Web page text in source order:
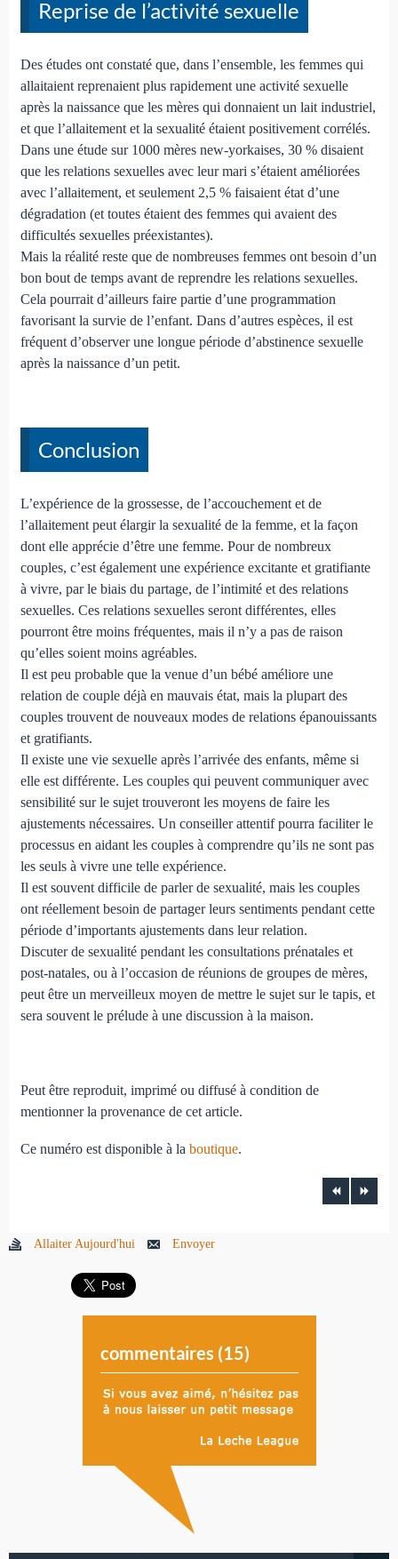
Reprise de l’activité sexuelle
Des études ont constaté que, dans l’ensemble, les femmes qui
allaitaient reprenaient plus rapidement une activité sexuelle
après la naissance que les mères qui donnaient un lait industriel,
et que l’allaitement et la sexualité étaient positivement corrélés.
Dans une étude sur 1000 mères new-yorkaises, 30 % disaient
que les relations sexuelles avec leur mari s’étaient améliorées
avec l’allaitement, et seulement 2,5 % faisaient état d’une
dégradation (et toutes étaient des femmes qui avaient des
difficultés sexuelles préexistantes).
Mais la réalité reste que de nombreuses femmes ont besoin d’un
bon bout de temps avant de reprendre les relations sexuelles.
Cela pourrait d’ailleurs faire partie d’une programmation
favorisant la survie de l’enfant. Dans d’autres espèces, il est
fréquent d’observer une longue période d’abstinence sexuelle
après la naissance d’un petit.
Conclusion
L’expérience de la grossesse, de l’accouchement et de
l’allaitement peut élargir la sexualité de la femme, et la façon
dont elle apprécie d’être une femme. Pour de nombreux
couples, c’est également une expérience excitante et gratifiante
à vivre, par le biais du partage, de l’intimité et des relations
sexuelles. Ces relations sexuelles seront différentes, elles
pourront être moins fréquentes, mais il n’y a pas de raison
qu’elles soient moins agréables.
Il est peu probable que la venue d’un bébé améliore une
relation de couple déjà en mauvais état, mais la plupart des
couples trouvent de nouveaux modes de relations épanouissants
et gratifiants.
Il existe une vie sexuelle après l’arrivée des enfants, même si
elle est différente. Les couples qui peuvent communiquer avec
sensibilité sur le sujet trouveront les moyens de faire les
ajustements nécessaires. Un conseiller attentif pourra faciliter le
processus en aidant les couples à comprendre qu’ils ne sont pas
les seuls à vivre une telle expérience.
Il est souvent difficile de parler de sexualité, mais les couples
ont réellement besoin de partager leurs sentiments pendant cette
période d’importants ajustements dans leur relation.
Discuter de sexualité pendant les consultations prénatales et
post-natales, ou à l’occasion de réunions de groupes de mères,
peut être un merveilleux moyen de mettre le sujet sur le tapis, et
sera souvent le prélude à une discussion à la maison.
Peut être reproduit, imprimé ou diffusé à condition de
mentionner la provenance de cet article.
Ce numéro est disponible à la boutique.
Allaiter Aujourd'hui Envoyer
commentaires (15)